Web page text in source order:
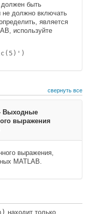
должен быть
не должно включать
является
используйте
свернуть все
выражения
выражения,
MATLAB.
находит только